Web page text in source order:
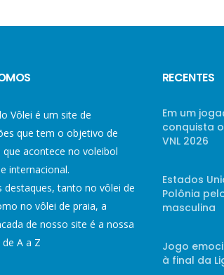
Vôlei é um site de
que tem o objetivo de
que acontece no voleibol
internacional.
destaques, tanto no vôlei de
no vôlei de praia, a
de nosso site é a nossa
A a Z
RECENTES
Em um
conquista
VNL 2026
Estados
Polônia
masculina
Jogo
à final da